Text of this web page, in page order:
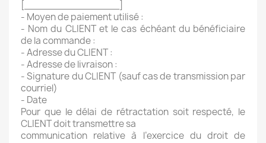
- Moyen de paiement utilisé :
- Nom du CLIENT et le cas échéant du bénéficiaire
de la commande :
- Adresse du CLIENT :
- Adresse de livraison :
- Signature du CLIENT (sauf cas de transmission par
courriel)
- Date
Pour que le délai de rétractation soit respecté, le
CLIENT doit transmettre sa
communication relative à l’exercice du droit de